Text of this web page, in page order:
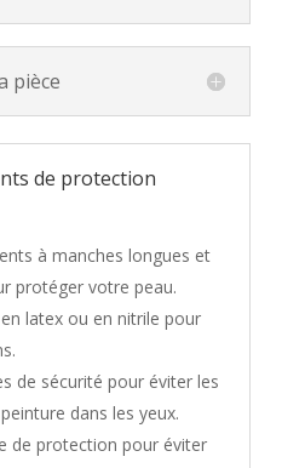
pièce
de protection
à manches longues et
protéger votre peau.
latex ou en nitrile pour
de sécurité pour éviter les
dans les yeux.
de protection pour éviter